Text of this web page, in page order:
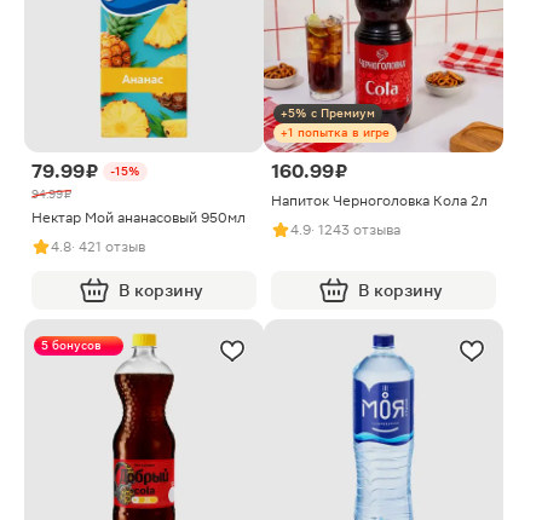
79.99 ₽
-15%
94.99 ₽
Нектар Мой ананасовый 950мл
4.8· 421 отзыв
В корзину
+5% с Премиум
+1 попытка в игре
160.99 ₽
Напиток Черноголовка Кола 2л
4.9· 1243 отзыва
В корзину
5 бонусов